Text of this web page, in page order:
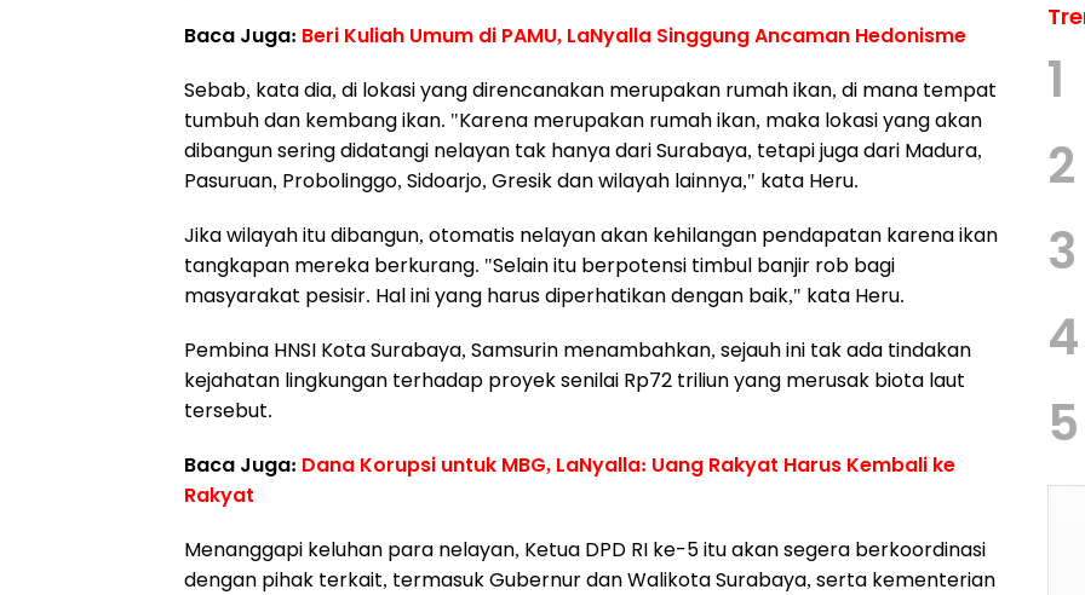
Baca Juga: Beri Kuliah Umum di PAMU, LaNyalla Singgung Ancaman Hedonisme
Sebab, kata dia, di lokasi yang direncanakan merupakan rumah ikan, di mana tempat
tumbuh dan kembang ikan. "Karena merupakan rumah ikan, maka lokasi yang akan
dibangun sering didatangi nelayan tak hanya dari Surabaya, tetapi juga dari Madura,
Pasuruan, Probolinggo, Sidoarjo, Gresik dan wilayah lainnya," kata Heru.
Jika wilayah itu dibangun, otomatis nelayan akan kehilangan pendapatan karena ikan
tangkapan mereka berkurang. "Selain itu berpotensi timbul banjir rob bagi
masyarakat pesisir. Hal ini yang harus diperhatikan dengan baik," kata Heru.
Pembina HNSI Kota Surabaya, Samsurin menambahkan, sejauh ini tak ada tindakan
kejahatan lingkungan terhadap proyek senilai Rp72 triliun yang merusak biota laut
tersebut.
Baca Juga: Dana Korupsi untuk MBG, LaNyalla: Uang Rakyat Harus Kembali ke
Rakyat
Menanggapi keluhan para nelayan, Ketua DPD RI ke-5 itu akan segera berkoordinasi
dengan pihak terkait, termasuk Gubernur dan Walikota Surabaya, serta kementerian
1
2
3
4
5